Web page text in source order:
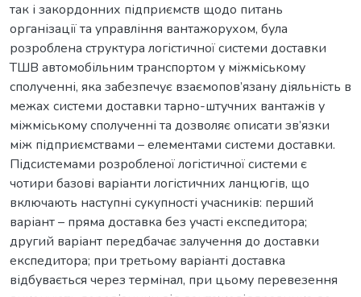
так і закордонних підприємств щодо питань
організації та управління вантажорухом, була
розроблена структура логістичної системи доставки
ТШВ автомобільним транспортом у міжміському
сполученні, яка забезпечує взаємопов’язану діяльність в
межах системи доставки тарно-штучних вантажів у
міжміському сполученні та дозволяє описати зв’язки
між підприємствами – елементами системи доставки.
Підсистемами розробленої логістичної системи є
чотири базові варіанти логістичних ланцюгів, що
включають наступні сукупності учасників: перший
варіант – пряма доставка без участі експедитора;
другий варіант передбачає залучення до доставки
експедитора; при третьому варіанті доставка
відбувається через термінал, при цьому перевезення